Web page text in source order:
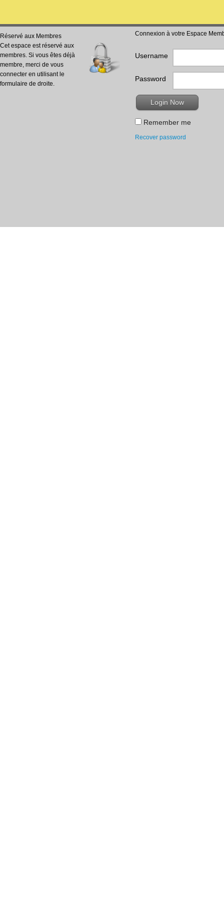
Réservé aux Membres
Cet espace est réservé aux
membres. Si vous êtes déjà
membre, merci de vous
connecter en utilisant le
formulaire de droite.
Connexion à votre Espace
Username
Password
Remember me
Recover password